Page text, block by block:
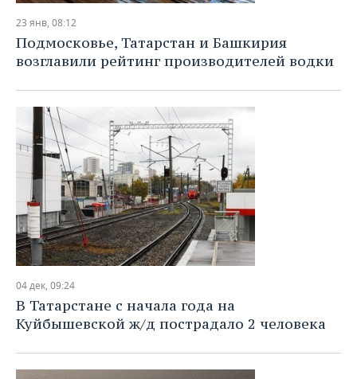
23 янв, 08:12
Подмосковье, Татарстан и Башкирия
возглавили рейтинг производителей водки
04 дек, 09:24
В Татарстане с начала года на
Куйбышевской ж/д пострадало 2 человека